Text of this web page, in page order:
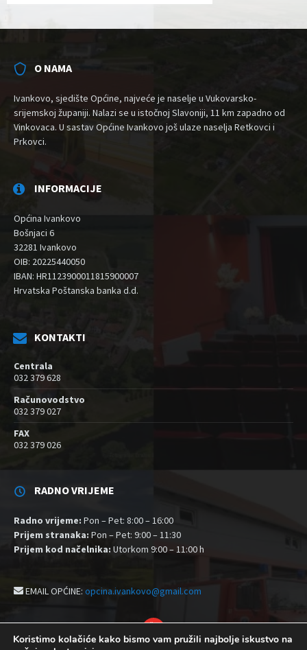
O NAMA
Ivankovo, sjedište Općine, najveće je naselje u Vukovarsko-
srijemskoj županiji. Nalazi se u istočnoj Slavoniji, 11 km zapadno od
Vinkovaca. U sastav Općine Ivankovo još ulaze naselja Retkovci i
Prkovci.
INFORMACIJE
Općina Ivankovo
Bošnjaci 6
32281 Ivankovo
OIB: 20225440050
IBAN: HR1123900011815900007
Hrvatska Poštanska banka d.d.
KONTAKTI
Centrala
032 379 628
Računovodstvo
032 379 027
FAX
032 379 026
RADNO VRIJEME
Radno vrijeme: Pon – Pet: 8:00 – 16:00
Prijem stranaka: Pon – Pet: 9:00 – 11:30
Prijem kod načelnika: Utorkom 9:00 – 11:00 h
EMAIL OPĆINE: opcina.ivankovo@gmail.com
YouTube
Koristimo kolačiće kako bismo vam pružili najbolje iskustvo na